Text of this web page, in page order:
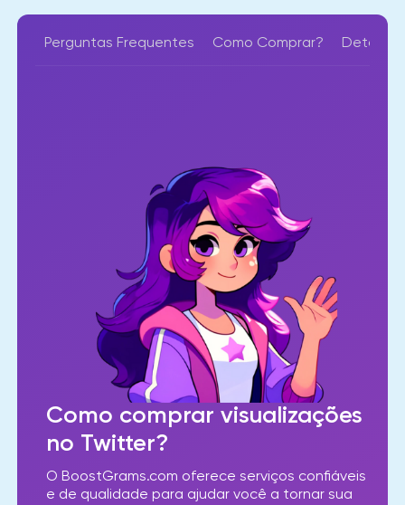
Perguntas Frequentes Como Comprar?
Como comprar visualizações
no Twitter?
O BoostGrams.com oferece serviços confiáveis
​​e de qualidade para ajudar você a tornar sua